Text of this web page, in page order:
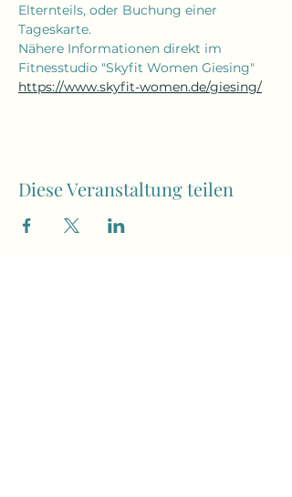
Elternteils, oder Buchung einer
Tageskarte.
Nähere Informationen direkt im
Fitnesstudio "Skyfit Women Giesing"
https://www.skyfit-women.de/giesing/
Diese Veranstaltung teilen